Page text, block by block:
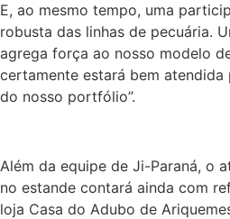
E, ao mesmo tempo, uma
robusta das linhas de pecuária.
agrega força ao nosso modelo
certamente estará bem atendida
do nosso portfólio”.
Além da equipe de Ji-Paraná, o
no estande contará ainda com
loja Casa do Adubo de